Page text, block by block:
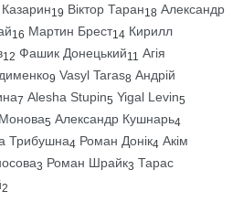
19 Віктор Таран18 Александр
16 Мартин Брест14 Кирилл
12 Фашик Донецький11 Агія
9 Vasyl Taras8 Андрій
7 Alesha Stupin5 Yigal Levin5
5 Александр Кушнарь4
Трибушна4 Роман Донік4 Акім
3 Роман Шрайк3 Тарас
2